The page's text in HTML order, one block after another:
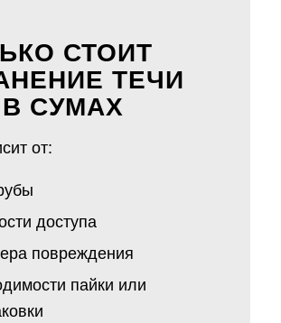
СТОИТ
ТЕЧИ
СУМАХ
от:
доступа
повреждения
пайки или